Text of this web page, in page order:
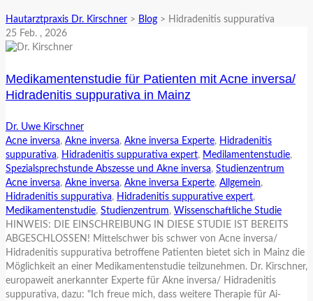
Hautarztpraxis Dr. Kirschner > Blog > Hidradenitis suppurativa
25 Feb. , 2026
Medikamentenstudie für Patienten mit Acne inversa/
Hidradenitis suppurativa in Mainz
Dr. Uwe Kirschner
Acne inversa, Akne inversa, Akne inversa Experte, Hidradenitis
suppurativa, Hidradenitis suppurativa expert, Medilamentenstudie,
Spezialsprechstunde Abszesse und Akne inversa, Studienzentrum
Acne inversa, Akne inversa, Akne inversa Experte, Allgemein,
Hidradenitis suppurativa, Hidradenitis suppurative expert,
Medikamentenstudie, Studienzentrum, Wissenschaftliche Studie
HINWEIS: DIE EINSCHREIBUNG IN DIESE STUDIE IST BEREITS
ABGESCHLOSSEN! Mittelschwer bis schwer von Acne inversa/
Hidradenitis suppurativa betroffene Patienten bietet sich in Mainz die
Möglichkeit an einer Medikamentenstudie teilzunehmen. Dr. Kirschner,
europaweit anerkannter Experte für Akne inversa/ Hidradenitis
suppurativa, dazu: "Ich freue mich, dass weitere Therapie für Ai-